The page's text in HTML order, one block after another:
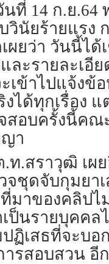
นที่ 14 ก.ย
วินัยร้ายแรง​
ผย​ว่า​ วันนี้ไ
ละรายละเอี
เข้าไปแจ้งข้
ง​ได้ทุกเรื่อง​
สอบครั้งนี้​คณ
า
ท.สราวุฒิ เผ
จชุดจับกุมยา
มาของคลิปไ
ป็นรายบุคคล​
ฏิเสธ​ที่จะบอ
รสอบสวน​ อี